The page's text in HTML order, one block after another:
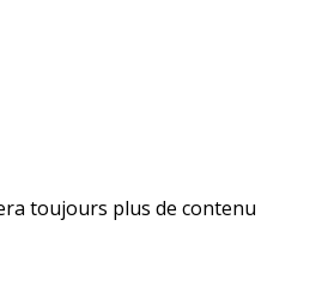
toujours plus de contenu